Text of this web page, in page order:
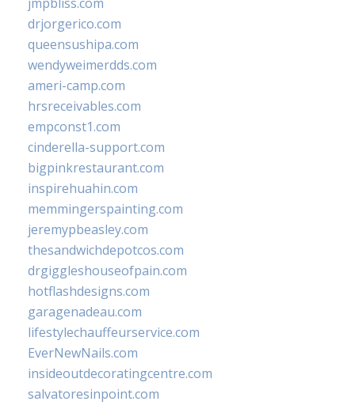
drjorgerico.com
queensushipa.com
wendyweimerdds.com
ameri-camp.com
hrsreceivables.com
empconst1.com
cinderella-support.com
bigpinkrestaurant.com
inspirehuahin.com
memmingerspainting.com
jeremypbeasley.com
thesandwichdepotcos.com
drgiggleshouseofpain.com
hotflashdesigns.com
garagenadeau.com
lifestylechauffeurservice.com
EverNewNails.com
insideoutdecoratingcentre.com
salvatoresinpoint.com